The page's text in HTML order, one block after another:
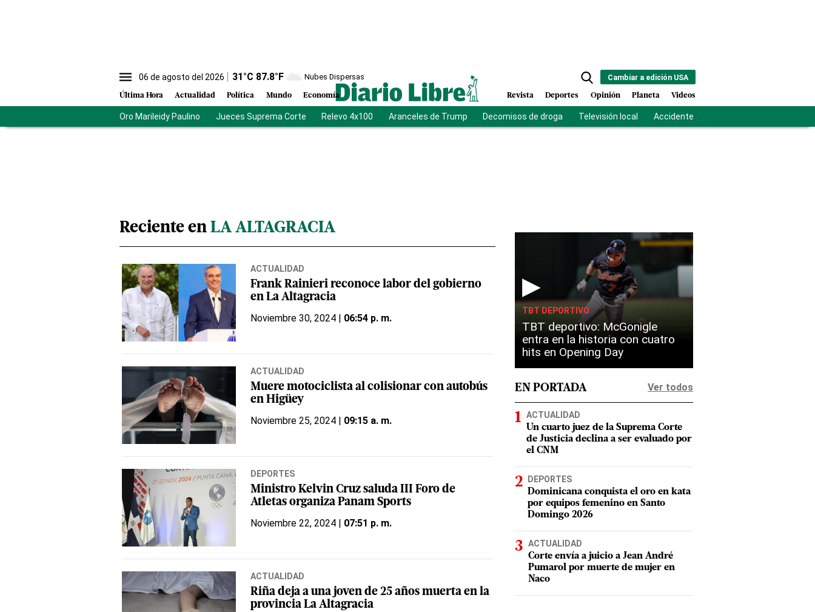
06 de agosto del 2026 31 °C 87.8°F Nubes Dispersas
Última Hora Actualidad Política Mundo Economía
Cambiar a edición USA
Revista Deportes Opinión Planeta Videos
Oro Marileidy Paulino Jueces Suprema Corte Relevo 4x100 Aranceles de Trump Decomisos de droga Televisión local Accidente Los Ríos
Reciente en LA ALTAGRACIA
ACTUALIDAD
Frank Rainieri reconoce labor del gobierno
en La Altagracia
Noviembre 30, 2024 | 06:54 p. m.
ACTUALIDAD
Muere motociclista al colisionar con autobús
en Higüey
Noviembre 25, 2024 | 09:15 a. m.
DEPORTES
Ministro Kelvin Cruz saluda III Foro de
Atletas organiza Panam Sports
Noviembre 22, 2024 | 07:51 p. m.
ACTUALIDAD
Riña deja a una joven de 25 años muerta en la
provincia La Altagracia
▶
TBT DEPORTIVO
TBT deportivo: McGonigle
entra en la historia con cuatro
hits en Opening Day
EN PORTADA Ver todos
ACTUALIDAD
Un cuarto juez de la Suprema Corte
de Justicia declina a ser evaluado por
el CNM
DEPORTES
Dominicana conquista el oro en kata
por equipos femenino en Santo
Domingo 2026
ACTUALIDAD
Corte envía a juicio a Jean André
Pumarol por muerte de mujer en
Naco